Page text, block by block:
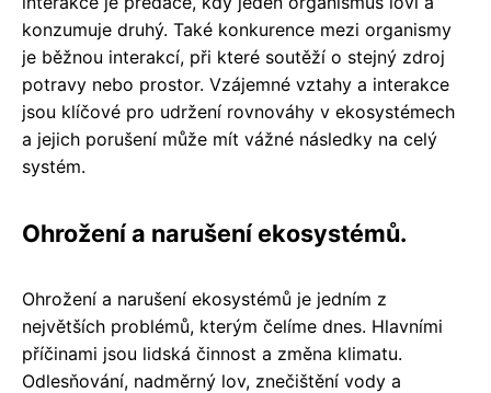
konzumuje druhý. Také konkurence mezi organismy
je běžnou interakcí, při které soutěží o stejný zdroj
potravy nebo prostor. Vzájemné vztahy a interakce
jsou klíčové pro udržení rovnováhy v ekosystémech
a jejich porušení může mít vážné následky na celý
systém.
Ohrožení a narušení ekosystémů.
Ohrožení a narušení ekosystémů je jedním z
největších problémů, kterým čelíme dnes. Hlavními
příčinami jsou lidská činnost a změna klimatu.
Odlesňování, nadměrný lov, znečištění vody a